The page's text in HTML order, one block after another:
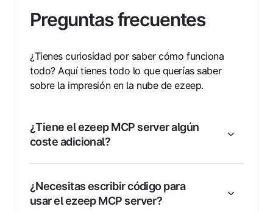
Preguntas frecuentes
¿Tienes curiosidad por saber cómo funciona
todo? Aquí tienes todo lo que querías saber
sobre la impresión en la nube de ezeep.
¿Tiene el ezeep MCP server algún
coste adicional?
¿Necesitas escribir código para
usar el ezeep MCP server?